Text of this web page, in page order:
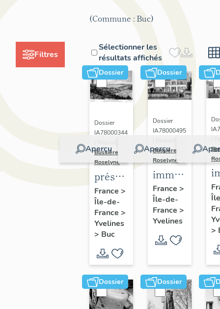
Filtres
(Commune : Buc)
Sélectionner les
résultats affichés
Dossier
Aperçu
Dossier
IA78000344
Bussière
Roselyne
présentation
de la
commune
de Buc
France >
Île-de-
France >
Yvelines
> Buc
Dossier
Aperçu
Dossier
IA78000495
Bussière
Roselyne
immeubles,
maisons,
fermes
France >
Île-de-
France >
Yvelines
>
Dossier Dossier